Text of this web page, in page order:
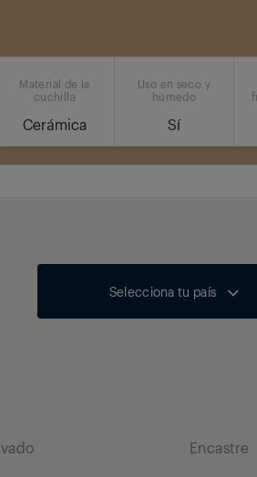
Material de la
cuchilla
Cerámica
Uso en seco y
húmedo
Sí
Selecciona tu país
Encastre